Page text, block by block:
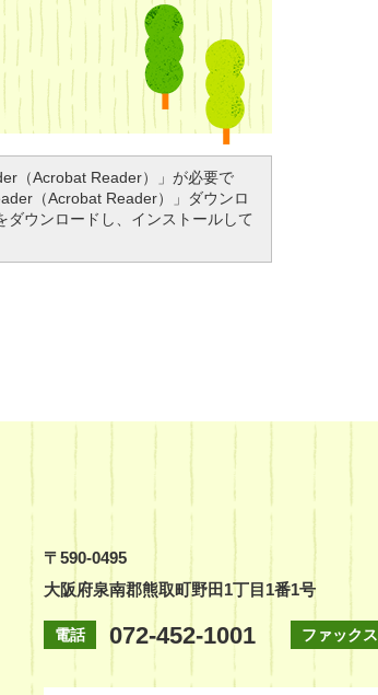
（Acrobat Reader）」が必要で
（Acrobat Reader）」ダウンロ
ウンロードし、インストールして
〒590-0495
大阪府泉南郡熊取町野田1丁目1番1号
電話 072-452-1001 ファックス